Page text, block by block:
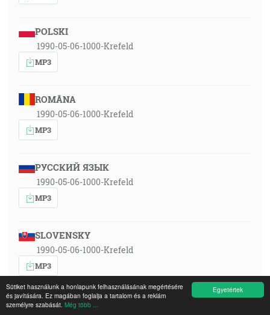
Egyetértek
Sütiket használunk a honlapunk felhasználásának megértésére
és javítására. Ez magában foglalja a tartalom és a reklám
személyre szabását. Még több ...
POLSKI
1990-05-06-1000-Krefeld
MP3
ROMÂNA
1990-05-06-1000-Krefeld
MP3
РУССКИЙ ЯЗЫК
1990-05-06-1000-Krefeld
MP3
SLOVENSKY
1990-05-06-1000-Krefeld
MP3